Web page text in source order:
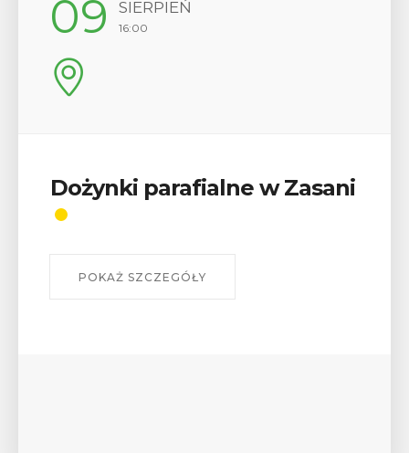
09 SIERPIEŃ
16:00
Dożynki parafialne w Zasani
POKAŻ SZCZEGÓŁY